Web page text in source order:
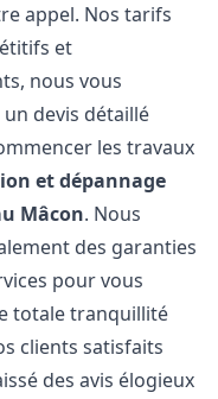
appel. Nos tarifs
et
nous vous
devis détaillé
les travaux
et dépannage
Mâcon. Nous
des garanties
pour vous
totale tranquillité
clients satisfaits
des avis élogieux